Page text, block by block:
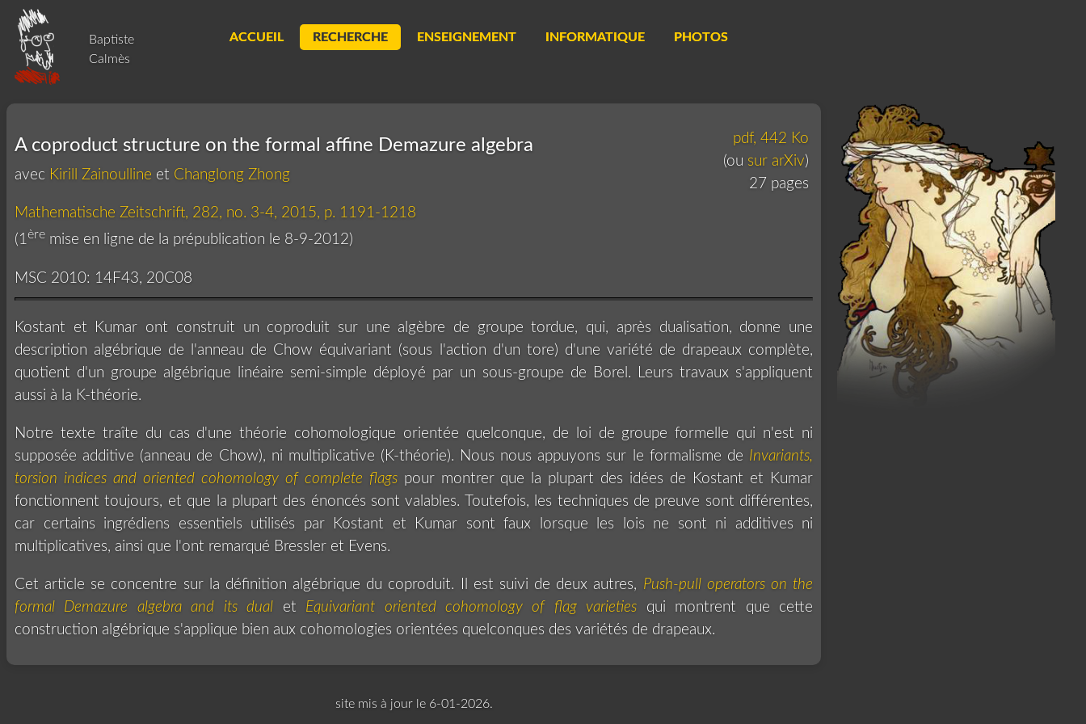
Baptiste
Calmès
ACCUEIL RECHERCHE ENSEIGNEMENT INFORMATIQUE PHOTOS
A coproduct structure on the formal affine Demazure algebra
pdf, 442 Ko
(ou sur arXiv)
27 pages
avec Kirill Zainoulline et Changlong Zhong
Mathematische Zeitschrift, 282, no. 3-4, 2015, p. 1191-1218
(1ère mise en ligne de la prépublication le 8-9-2012)
MSC 2010: 14F43, 20C08
Kostant et Kumar ont construit un coproduit sur une algèbre de groupe tordue, qui, après dualisation, donne une
description algébrique de l'anneau de Chow équivariant (sous l'action d'un tore) d'une variété de drapeaux complète,
quotient d'un groupe algébrique linéaire semi-simple déployé par un sous-groupe de Borel. Leurs travaux s'appliquent
aussi à la K-théorie.
Notre texte traîte du cas d'une théorie cohomologique orientée quelconque, de loi de groupe formelle qui n'est ni
supposée additive (anneau de Chow), ni multiplicative (K-théorie). Nous nous appuyons sur le formalisme de Invariants,
torsion indices and oriented cohomology of complete flagspour montrer que la plupart des idées de Kostant et Kumar
fonctionnent toujours, et que la plupart des énoncés sont valables. Toutefois, les techniques de preuve sont différentes,
car certains ingrédiens essentiels utilisés par Kostant et Kumar sont faux lorsque les lois ne sont ni additives ni
multiplicatives, ainsi que l'ont remarqué Bressler et Evens.
Cet article se concentre sur la définition algébrique du coproduit. Il est suivi de deux autres, Push-pull operators on the
formal Demazure algebra and its dual et Equivariant oriented cohomology of flag varieties qui montrent que cette
construction algébrique s'applique bien aux cohomologies orientées quelconques des variétés de drapeaux.
site mis à jour le 6-01-2026.